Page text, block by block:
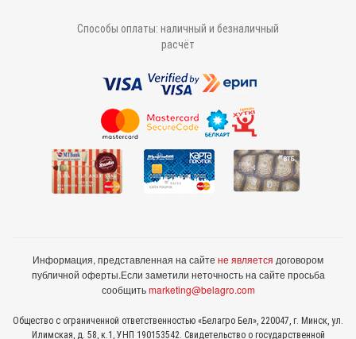
Способы оплаты: наличный и безналичный
расчёт
Информация, представленная на сайте не является договором
публичной оферты.Если заметили неточность на сайте просьба
сообщитьmarketing@belagro.com
Общество с ограниченной ответственностью «Белагро Бел», 220047, г. Минск, ул.
Илимская, д. 58, к.1, УНП 190153542. Свидетельство о государственной